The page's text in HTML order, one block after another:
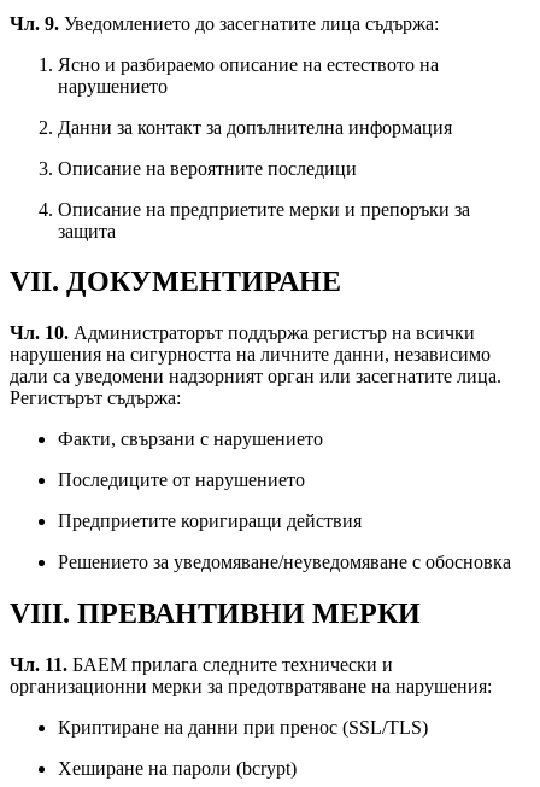
Чл. 9. Уведомлението до засегнатите лица съдържа:
Ясно и разбираемо описание на естеството на
нарушението
Данни за контакт за допълнителна информация
Описание на вероятните последици
Описание на предприетите мерки и препоръки за
защита
VII. ДОКУМЕНТИРАНЕ
Чл. 10. Администраторът поддържа регистър на всички
нарушения на сигурността на личните данни, независимо
дали са уведомени надзорният орган или засегнатите лица.
Регистърът съдържа:
Факти, свързани с нарушението
Последиците от нарушението
Предприетите коригиращи действия
Решението за уведомяване/неуведомяване с обосновка
VIII. ПРЕВАНТИВНИ МЕРКИ
Чл. 11. БАЕМ прилага следните технически и
организационни мерки за предотвратяване на нарушения:
Криптиране на данни при пренос (SSL/TLS)
Хеширане на пароли (bcrypt)